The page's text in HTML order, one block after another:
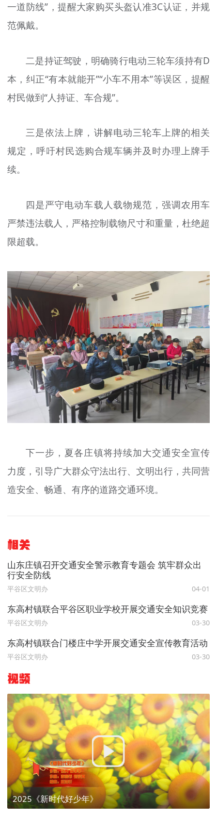
一道防线”，提醒大家购买头盔认准3C认证，并规
范佩戴。
二是持证驾驶，明确骑行电动三轮车须持有D
本，纠正“有本就能开”“小车不用本”等误区，提醒
村民做到“人持证、车合规”。
三是依法上牌，讲解电动三轮车上牌的相关
规定，呼吁村民选购合规车辆并及时办理上牌手
续。
四是严守电动车载人载物规范，强调农用车
严禁违法载人，严格控制载物尺寸和重量，杜绝超
限超载。
下一步，夏各庄镇将持续加大交通安全宣传
力度，引导广大群众守法出行、文明出行，共同营
造安全、畅通、有序的道路交通环境。
相关
山东庄镇召开交通安全警示教育专题会 筑牢群众出
行安全防线
平谷区文明办 04-01
东高村镇联合平谷区职业学校开展交通安全知识竞赛
平谷区文明办 03-30
东高村镇联合门楼庄中学开展交通安全宣传教育活动
平谷区文明办 03-30
视频
2025《新时代好少年》